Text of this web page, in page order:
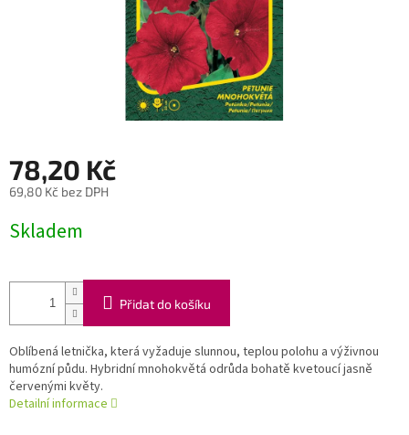
78,20 Kč
69,80 Kč bez DPH
cena:
Skladem
Přidat do košíku
Oblíbená letnička, která vyžaduje slunnou, teplou polohu a výživnou
humózní půdu. Hybridní mnohokvětá odrůda bohatě kvetoucí jasně
červenými květy.
Detailní informace